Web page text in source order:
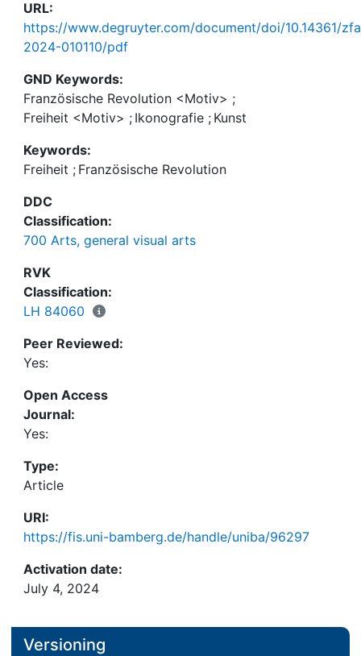
URL:
https://www.degruyter.com/document/doi/10.14361/
2024-010110/pdf
GND Keywords:
Französische Revolution <Motiv> ;
Freiheit <Motiv> ; Ikonografie ; Kunst
Keywords:
Freiheit ; Französische Revolution
DDC
Classification:
700 Arts, general visual arts
RVK
Classification:
LH 84060
Peer Reviewed:
Yes:
Open Access
Journal:
Yes:
Type:
Article
URI:
https://fis.uni-bamberg.de/handle/uniba/96297
Activation date:
July 4, 2024
Versioning